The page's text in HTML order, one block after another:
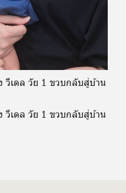
เดล วัย 1 ขวบกลับสู่บ้าน
เดล วัย 1 ขวบกลับสู่บ้าน